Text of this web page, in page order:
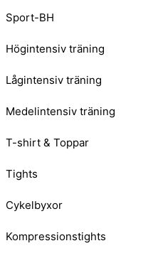
Sport-BH
Högintensiv träning
Lågintensiv träning
Medelintensiv träning
T-shirt & Toppar
Tights
Cykelbyxor
Kompressionstights